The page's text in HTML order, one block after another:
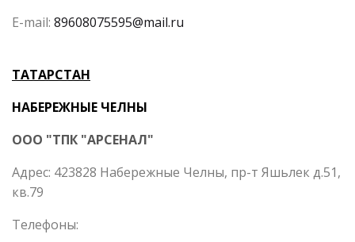
E-mail: 89608075595@mail.ru
ТАТАРСТАН
НАБЕРЕЖНЫЕ ЧЕЛНЫ
ООО "ТПК "АРСЕНАЛ"
Адрес: 423828 Набережные Челны, пр-т Яшьлек д.51,
кв.79
Телефоны: